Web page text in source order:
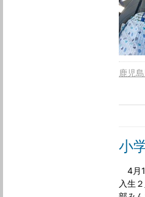
鹿児
小
4月
入生